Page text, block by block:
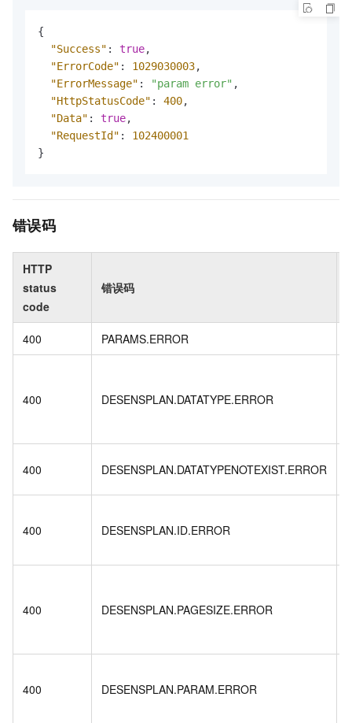
{
"Success" : true,
"ErrorCode" : 1029030003,
"ErrorMessage" : "param error" ,
"HttpStatusCode" : 400,
"Data" : true,
"RequestId" :
102400001
}
错误码
HTTP
status
code
错误码
400 PARAMS.ERROR
400 DESENSPLAN.DATATYPE.ERROR
400 DESENSPLAN.DATATYPENOTEXIST.ERROR
400 DESENSPLAN.ID.ERROR
400 DESENSPLAN.PAGESIZE.ERROR
400 DESENSPLAN.PARAM.ERROR